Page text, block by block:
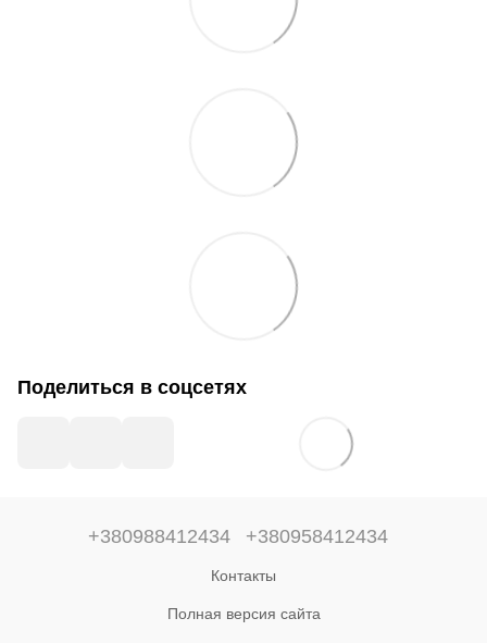
Поделиться в соцсетях
+380988412434 +380958412434
Контакты
Полная версия сайта